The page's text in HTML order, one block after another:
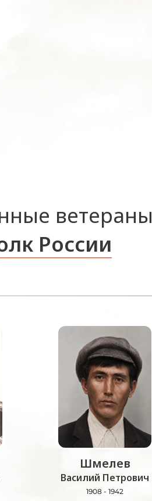
ветераны
России
Шмелев
Василий Петрович
1908 - 1942